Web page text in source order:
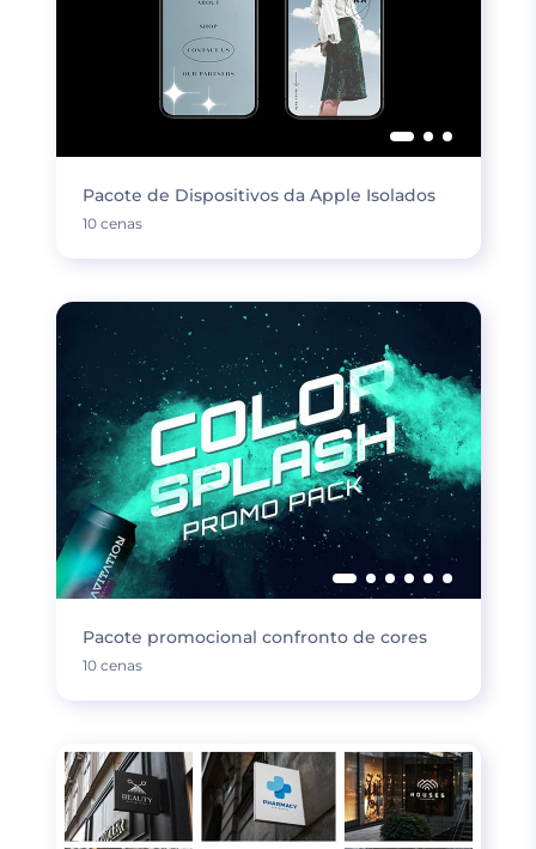
Pacote de Dispositivos da Apple Isolados
10 cenas
Pacote promocional confronto de cores
10 cenas